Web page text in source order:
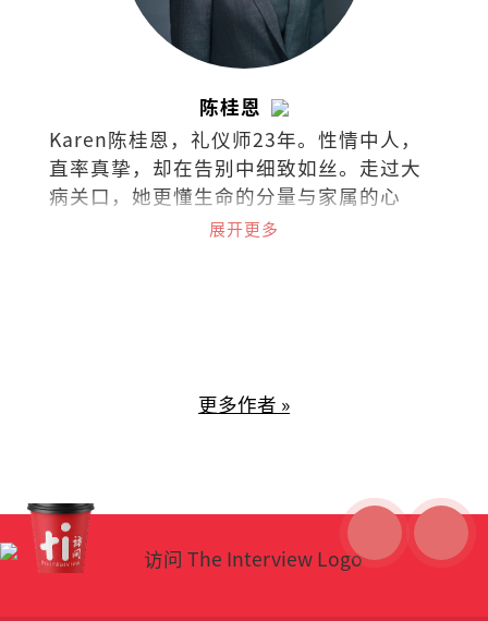
陈桂恩
Karen陈桂恩，礼仪师23年。性情中人，
直率真挚，却在告别中细致如丝。走过大
病关口，她更懂生命的分量与家属的心
事。她以专业稳住仪式的每一步，也以共
展开更多
更多作者 »